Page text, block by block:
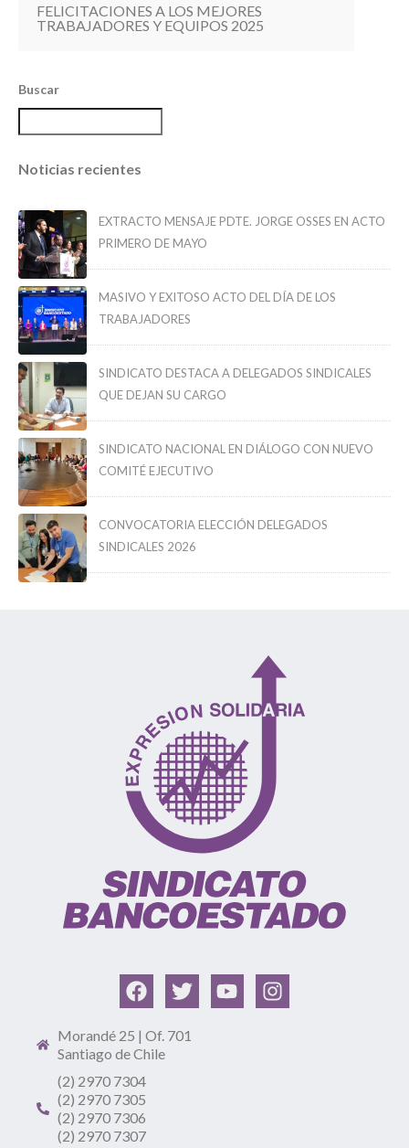
FELICITACIONES A LOS MEJORES
TRABAJADORES Y EQUIPOS 2025
Buscar
Noticias recientes
EXTRACTO MENSAJE PDTE. JORGE OSSES EN ACTO
PRIMERO DE MAYO
MASIVO Y EXITOSO ACTO DEL DÍA DE LOS
TRABAJADORES
SINDICATO DESTACA A DELEGADOS SINDICALES
QUE DEJAN SU CARGO
SINDICATO NACIONAL EN DIÁLOGO CON NUEVO
COMITÉ EJECUTIVO
CONVOCATORIA ELECCIÓN DELEGADOS
SINDICALES 2026
Morandé 25 | Of. 701
Santiago de Chile
(2) 2970 7304
(2) 2970 7305
(2) 2970 7306
(2) 2970 7307